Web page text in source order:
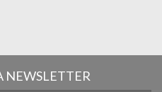
NEWSLETTER